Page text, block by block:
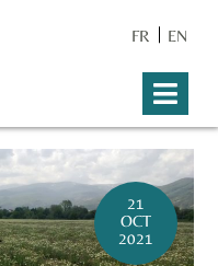
FR EN
21
OCT
2021